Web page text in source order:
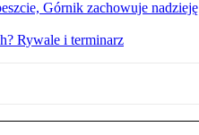
Górnik zachowuje nadzieję
Rywale i terminarz